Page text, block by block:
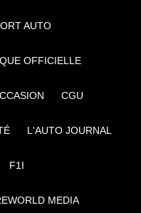
AUTO
OFFICIELLE
CGU
L'AUTO JOURNAL
F1I
MEDIA